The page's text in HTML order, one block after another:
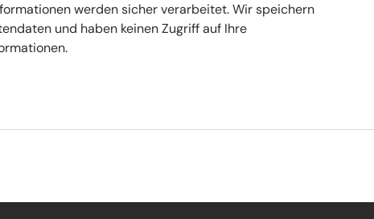
werden sicher verarbeitet. Wir speichern
und haben keinen Zugriff auf Ihre